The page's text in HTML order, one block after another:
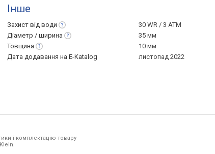
Інше
Захист від води
30 WR / 3 ATM
Діаметр / ширина
35 мм
Товщина
10 мм
Дата додавання на E-Katalog
листопад 2022
і комплектацію товару